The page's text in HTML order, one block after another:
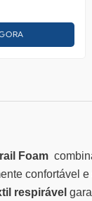
Foam
confortável e
respirável